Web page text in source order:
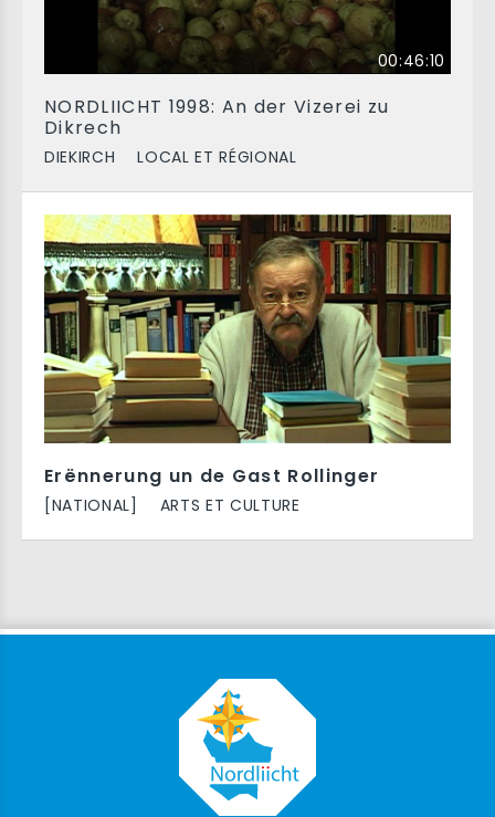
00:46:10
NORDLIICHT 1998: An der Vizerei zu
Dikrech
DIEKIRCH LOCAL ET RÉGIONAL
Erënnerung un de Gast Rollinger
[NATIONAL] ARTS ET CULTURE